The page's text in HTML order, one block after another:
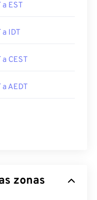
a EST
a IDT
a CEST
a AEDT
zonas